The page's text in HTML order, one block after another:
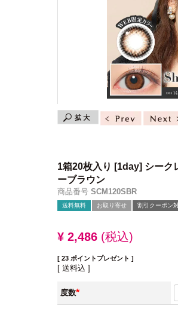
1箱20枚入り [1day] シーク
ーブラウン
商品番号 SCM120SBR
送料無料 お取り寄せ 割引クーポン
¥ 2,486 税込
[ 23 ポイントプレゼント ]
送料込
度数
(必